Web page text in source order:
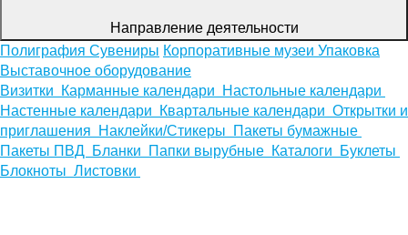
Направление деятельности
Полиграфия Сувениры Корпоративные музеи Упаковка
Выставочное оборудование
Визитки
Карманные календари
Настольные календари
Настенные календари
Квартальные календари Открытки и
приглашения
Наклейки/Стикеры
Пакеты бумажные
Пакеты ПВД Бланки Папки вырубные Каталоги
Буклеты
Блокноты Листовки